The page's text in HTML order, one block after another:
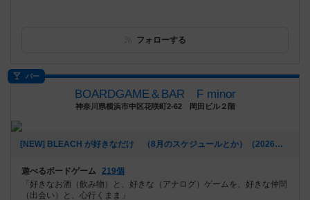
フォローする
バー
BOARDGAME＆BAR F minor
神奈川県横浜市中区花咲町2-62 岡田ビル２階
[NEW] BLEACH が好きなだけ （8月のスケジュールとか）（2026年07月16日 03時46分）
遊べるボードゲーム 219個
「好きなお酒（飲み物）と、好きな（アナログ）ゲームを、好きな仲間
（出会い）と、心行くまま」